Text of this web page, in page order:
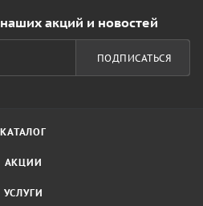
акций и новостей
ПОДПИСАТЬСЯ
КАТАЛОГ
АКЦИИ
УСЛУГИ